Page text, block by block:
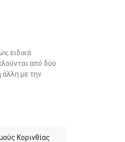
ειδικά
από δύο
άλλη με την
Κορινθίας